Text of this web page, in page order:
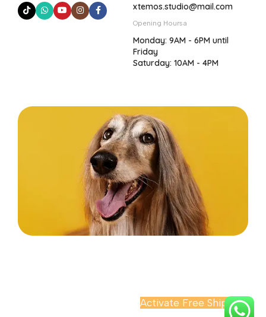
xtemos.studio@mail.com
Opening Hoursa
Monday: 9AM - 6PM until
Friday
Saturday: 10AM - 4PM
Activate Free Shipping